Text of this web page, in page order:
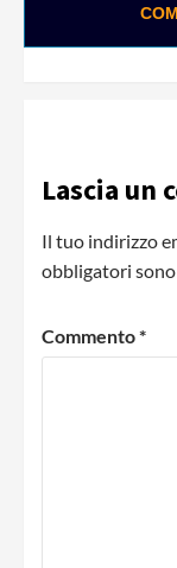
Lascia un
Il tuo indirizzo
obbligatori
Commento*